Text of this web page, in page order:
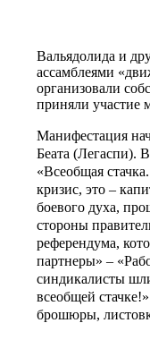
Вальядолида и
ассамблеями
организовали
приняли участие
Манифестация
Беата (Легаспи).
«Всеобщая
кризис, это –
боевого духа,
стороны
референдума,
партнеры» –
синдикалисты
всеобщей
брошюры,